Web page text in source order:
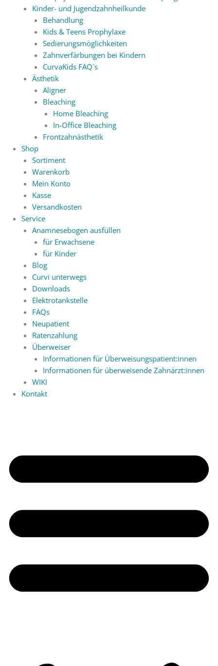
Kinder- und Jugendzahnheilkunde
Behandlung
Kids & Teens Prophylaxe
Sedierungsmöglichkeiten
Zahnverfärbungen bei Kindern
CurvaKids FAQ´s
Ästhetik
Aligner
Bleaching
Home Bleaching
In-Office Bleaching
Frontzahnästhetik
Shop
Sortiment
Warenkorb
Mein Konto
Kasse
Versandkosten
Service
Anamnesebogen ausfüllen
für Erwachsene
für Kinder
Blog
Curvi unterwegs
Downloads
Elektrotankstelle
FAQs
Neupatient
Ratenzahlung
Überweiser
Informationen für Überweisungspatient:innen
Informationen für überweisende Zahnärzt:innen
WIKI
Kontakt